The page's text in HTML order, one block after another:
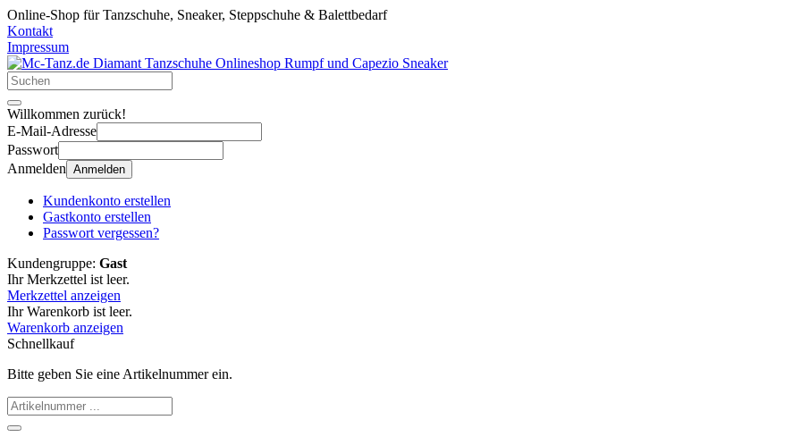
Online-Shop für Tanzschuhe, Sneaker, Steppschuhe & Balettbedarf
Kontakt
Impressum
Willkommen zurück!
E-Mail-Adresse
Passwort
Anmelden Anmelden
Kundenkonto erstellen
Gastkonto erstellen
Passwort vergessen?
Kundengruppe: Gast
Ihr Merkzettel ist leer.
Merkzettel anzeigen
Ihr Warenkorb ist leer.
Warenkorb anzeigen
Schnellkauf
Bitte geben Sie eine Artikelnummer ein.